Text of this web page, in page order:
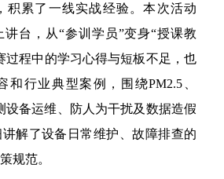
积累了一线实战经验。本次活动
台，从“参训学员”变身“授课教
过程中的学习心得与短板不足，也
和行业典型案例，围绕PM2.5、
设备运维、防人为干扰及数据造假
解了设备日常维护、故障排查的
规范。